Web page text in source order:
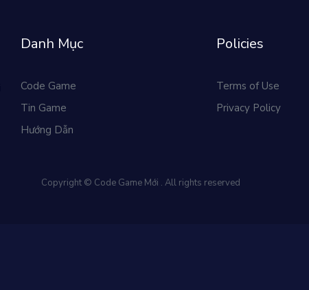
Danh Mục
Code Game
Tin Game
Hướng Dẫn
Policies
Terms of Use
Privacy Policy
Copyright © Code Game Mới . All rights reserved